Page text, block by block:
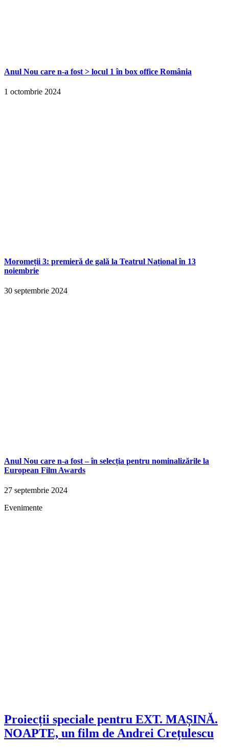
Anul Nou care n-a fost > locul 1 în box office România
1 octombrie 2024
Moromeții 3: premieră de gală la Teatrul Național în 13
noiembrie
30 septembrie 2024
Anul Nou care n-a fost – în selecția pentru nominalizările la
European Film Awards
27 septembrie 2024
Evenimente
Proiecții speciale pentru EXT. MAȘINĂ.
NOAPTE, un film de Andrei Crețulescu